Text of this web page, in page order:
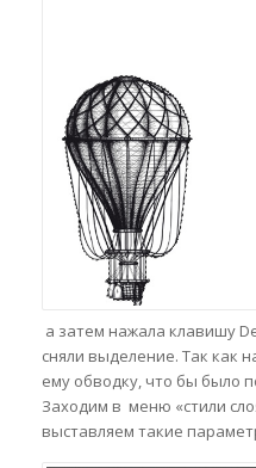
а затем нажала клавишу
сняли выделение. Так как
ему обводку, что бы было
Заходим в меню «стили
выставляем такие